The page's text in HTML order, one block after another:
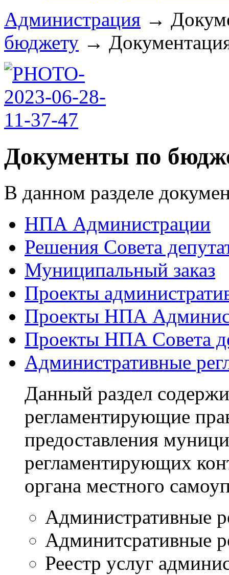
Администрация →
бюджету →
Документы по
В данном разделе
НПА Администрации
Решения Совета
Муниципальный заказ
Проекты
Проекты НПА
Проекты НПА Совета
Административные
Данный раздел
регламентирующие
предоставления
регламентирующих
органа местного
Административные
Админитсративные
Реестр услуг